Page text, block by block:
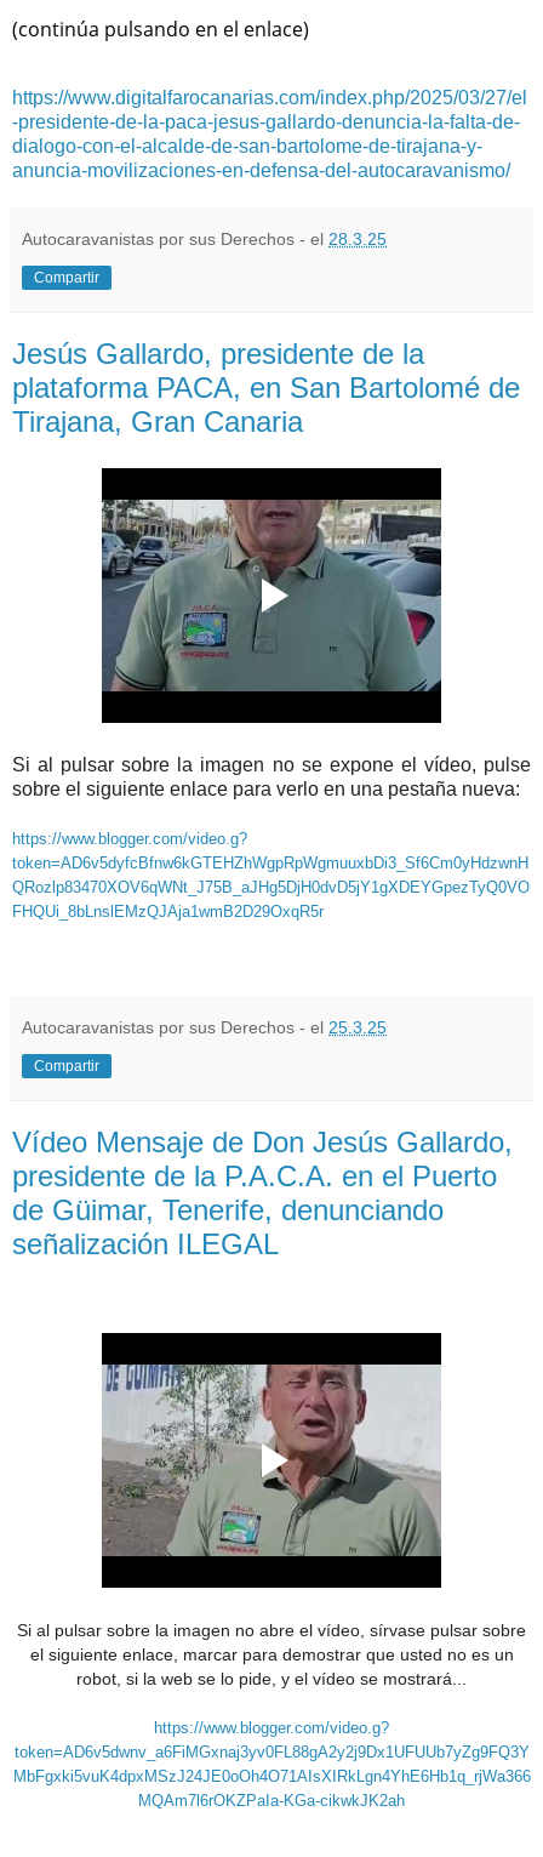
(continúa pulsando en el enlace)
https://www.digitalfarocanarias.com/index.php/2025/03/27/el
-presidente-de-la-paca-jesus-gallardo-denuncia-la-falta-de-
dialogo-con-el-alcalde-de-san-bartolome-de-tirajana-y-
anuncia-movilizaciones-en-defensa-del-autocaravanismo/
Autocaravanistas por sus Derechos - el 28.3.25
Compartir
Jesús Gallardo, presidente de la
plataforma PACA, en San Bartolomé de
Tirajana, Gran Canaria
Si al pulsar sobre la imagen no se expone el vídeo, pulse
sobre el siguiente enlace para verlo en una pestaña nueva:
https://www.blogger.com/video.g?
token=AD6v5dyfcBfnw6kGTEHZhWgpRpWgmuuxbDi3_Sf6Cm0yHdzwnH
QRozlp83470XOV6qWNt_J75B_aJHg5DjH0dvD5jY1gXDEYGpezTyQ0VO
FHQUi_8bLnslEMzQJAja1wmB2D29OxqR5r
Autocaravanistas por sus Derechos - el 25.3.25
Compartir
Vídeo Mensaje de Don Jesús Gallardo,
presidente de la P.A.C.A. en el Puerto
de Güimar, Tenerife, denunciando
señalización ILEGAL
Si al pulsar sobre la imagen no abre el vídeo, sírvase pulsar sobre
el siguiente enlace, marcar para demostrar que usted no es un
robot, si la web se lo pide, y el vídeo se mostrará...
https://www.blogger.com/video.g?
token=AD6v5dwnv_a6FiMGxnaj3yv0FL88gA2y2j9Dx1UFUUb7yZg9FQ3Y
MbFgxki5vuK4dpxMSzJ24JE0oOh4O71AIsXIRkLgn4YhE6Hb1q_rjWa366
MQAm7l6rOKZPaIa-KGa-cikwkJK2ah